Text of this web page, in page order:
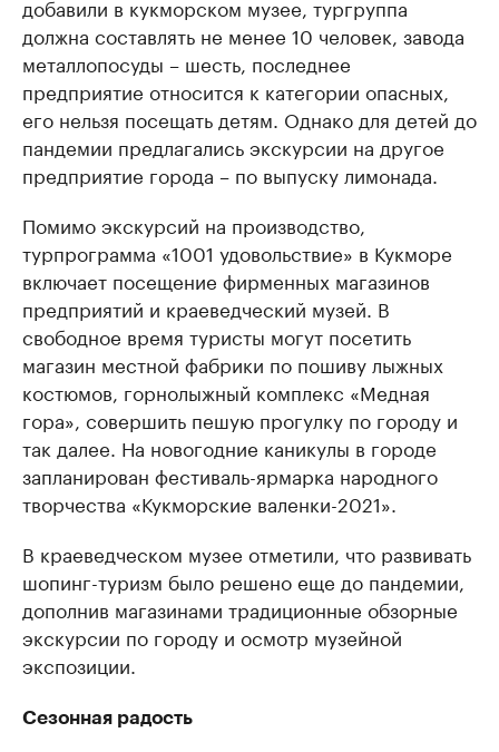
добавили в кукморском музее, тургруппа
должна составлять не менее 10 человек, завода
металлопосуды – шесть, последнее
предприятие относится к категории опасных,
его нельзя посещать детям. Однако для детей до
пандемии предлагались экскурсии на другое
предприятие города – по выпуску лимонада.
Помимо экскурсий на производство,
турпрограмма «1001 удовольствие» в Кукморе
включает посещение фирменных магазинов
предприятий и краеведческий музей. В
свободное время туристы могут посетить
магазин местной фабрики по пошиву лыжных
костюмов, горнолыжный комплекс «Медная
гора», совершить пешую прогулку по городу и
так далее. На новогодние каникулы в городе
запланирован фестиваль-ярмарка народного
творчества «Кукморские валенки-2021».
В краеведческом музее отметили, что развивать
шопинг-туризм было решено еще до пандемии,
дополнив магазинами традиционные обзорные
экскурсии по городу и осмотр музейной
экспозиции.
Сезонная радость